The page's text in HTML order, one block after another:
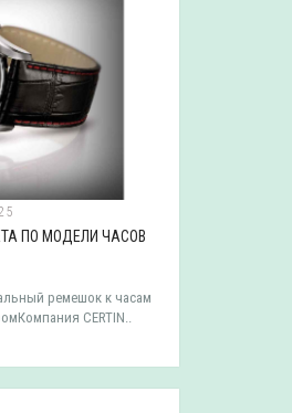
ПО МОДЕЛИ ЧАСОВ
ремешок к часам
CERTIN..